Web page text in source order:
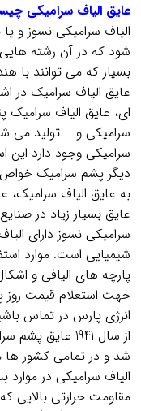
عایق الیاف سرامیکی
الیاف سرامیکی نسوز و
شود که در آن رشته
بسیار که می توانند با
عایق الیاف سرامیک در
ای، عایق الیاف سرامیک
سرامیکی و … تولید می
سرامیکی وجود دارد
دیگر پشم سرامیک خواص
به عایق الیاف سرامیک،
عایق بسیار زیاد در
سرامیکی نسوز دارای
شیمیایی است. موارد
پارچه های الیافی و
جهت استعلام قیمت روز
انرژی پارس در تماس
از سال 1941
شد و در تمامی کشور ها
الیاف سرامیکی در موارد
مقاومت حرارتی بالایی